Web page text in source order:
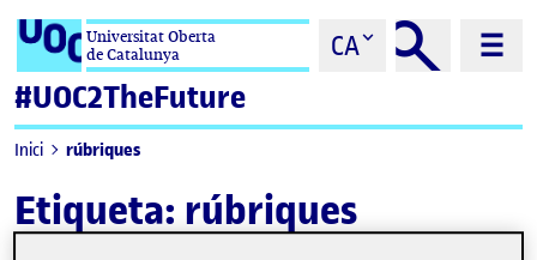
Saltar al contingutUniversitat Oberta
de Catalunya
CA
#UOC2TheFuture
Inici rúbriques
Etiqueta: rúbriques